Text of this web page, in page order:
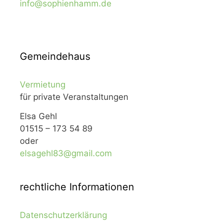
info@sophienhamm.de
Gemeindehaus
Vermietung
für private Veranstaltungen
Elsa Gehl
01515 – 173 54 89
oder
elsagehl83@gmail.com
rechtliche Informationen
Datenschutzerklärung